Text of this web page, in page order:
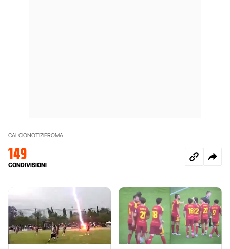
CALCIONOTIZIEROMA
149
CONDIVISIONI